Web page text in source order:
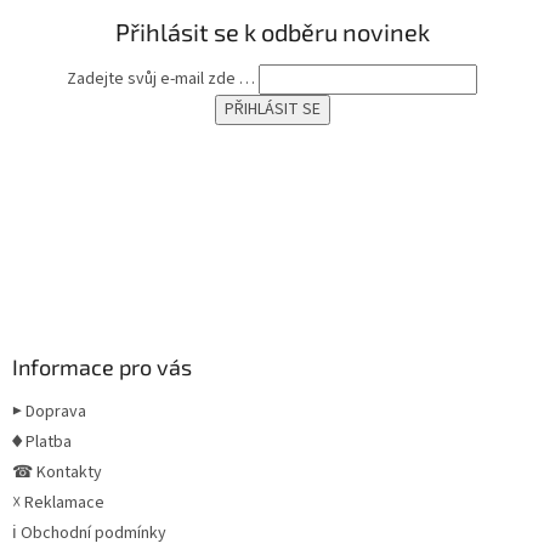
Přihlásit se k odběru novinek
Zadejte svůj e-mail zde …
Informace pro vás
▶ Doprava
♦ Platba
☎ Kontakty
☓ Reklamace
ℹ Obchodní podmínky